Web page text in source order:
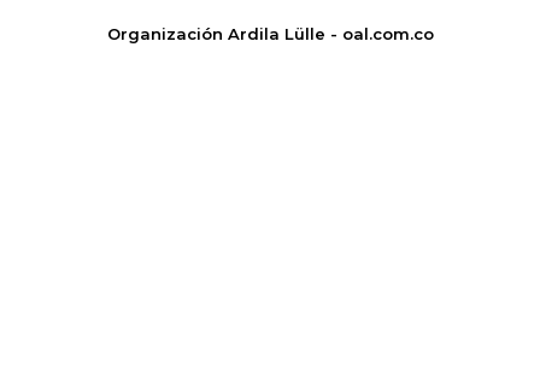
Organización Ardila Lülle - oal.com.co